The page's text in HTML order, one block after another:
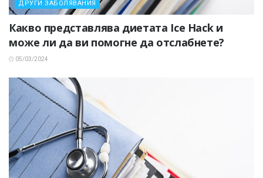
ДРУГИ ЗАБОЛЯВАНИЯ
Какво представлява диетата Ice Hack и
може ли да ви помогне да отслабнете?
05/03/2024